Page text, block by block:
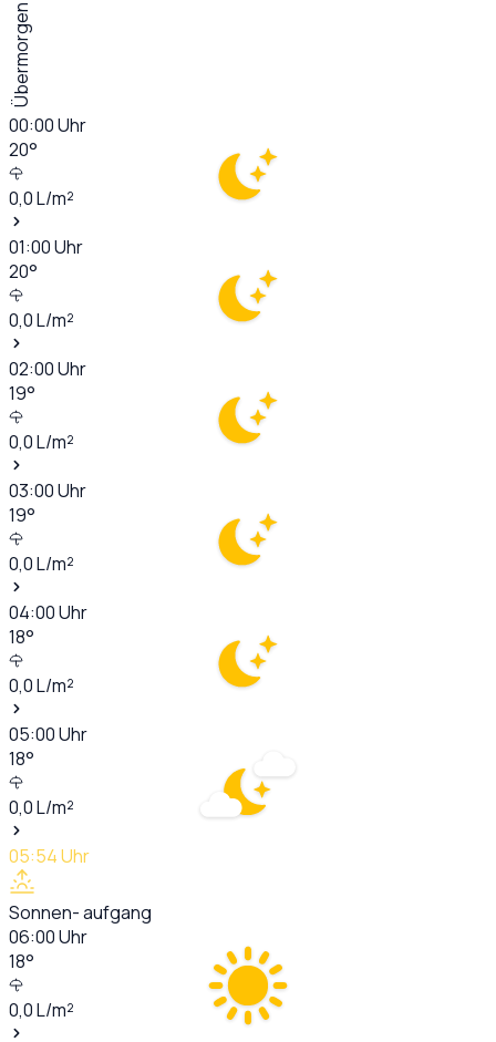
Übermorgen
00:00Uhr
20°
0,0L/m²
01:00Uhr
20°
0,0L/m²
02:00Uhr
19°
0,0L/m²
03:00Uhr
19°
0,0L/m²
04:00Uhr
18°
0,0L/m²
05:00Uhr
18°
0,0L/m²
05:54Uhr
Sonnen- aufgang
06:00Uhr
18°
0,0L/m²